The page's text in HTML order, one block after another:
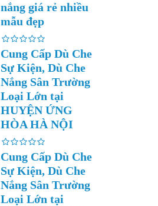
nắng giá rẻ nhiều
mẫu đẹp
Cung Cấp Dù Che
Sự Kiện, Dù Che
Nắng Sân Trường
Loại Lớn tại
HUYỆN ỨNG
HÒA HÀ NỘI
Cung Cấp Dù Che
Sự Kiện, Dù Che
Nắng Sân Trường
Loại Lớn tại